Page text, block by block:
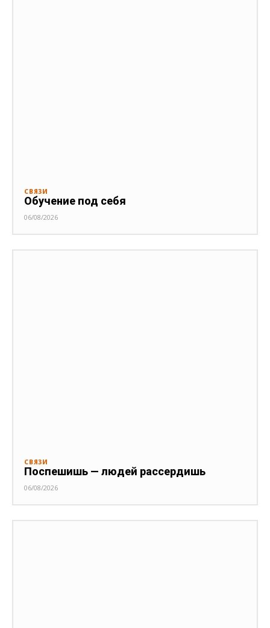
СВЯЗИ
Обучение под себя
06/08/2026
СВЯЗИ
Поспешишь — людей рассердишь
06/08/2026